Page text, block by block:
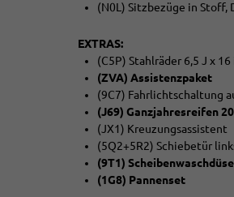
(N0L) Sitzbezüge in Stoff,
EXTRAS:
(C5P) Stahlräder 6,5 J x 16
(ZVA) Assistenzpaket
(9C7) Fahrlichtschaltung
(J69) Ganzjahresreifen
(JX1) Kreuzungsassistent
(5Q2+5R2) Schiebetür
(9T1)
(1G8) Pannenset